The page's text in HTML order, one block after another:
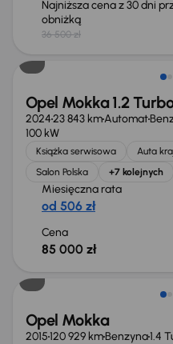
Najniższa cena z 30 dni
obniżką
36 500 zł
Świeżo skupione
Opel Mokka 1.2
202423 843 kmAutomat
100 kW
Książka serwisowa Auta
Salon Polska
+7 kolejnych
Miesięczna rata
od 506 zł
Cena
85 000 zł
Taniej o 700 zł
Opel Mokka
2015120 929 kmBenzyna1.4